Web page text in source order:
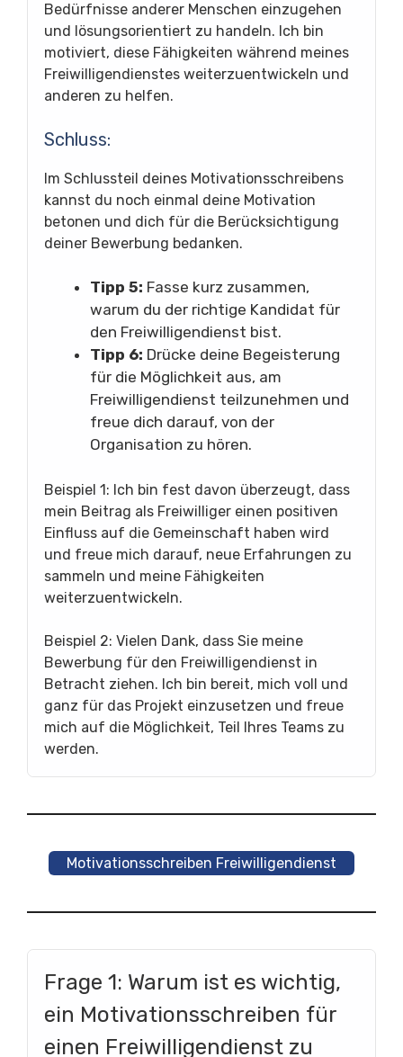
Bedürfnisse anderer Menschen einzugehen
und lösungsorientiert zu handeln. Ich bin
motiviert, diese Fähigkeiten während meines
Freiwilligendienstes weiterzuentwickeln und
anderen zu helfen.
Schluss:
Im Schlussteil deines Motivationsschreibens
kannst du noch einmal deine Motivation
betonen und dich für die Berücksichtigung
deiner Bewerbung bedanken.
Tipp 5: Fasse kurz zusammen,
warum du der richtige Kandidat für
den Freiwilligendienst bist.
Tipp 6: Drücke deine Begeisterung
für die Möglichkeit aus, am
Freiwilligendienst teilzunehmen und
freue dich darauf, von der
Organisation zu hören.
Beispiel 1: Ich bin fest davon überzeugt, dass
mein Beitrag als Freiwilliger einen positiven
Einfluss auf die Gemeinschaft haben wird
und freue mich darauf, neue Erfahrungen zu
sammeln und meine Fähigkeiten
weiterzuentwickeln.
Beispiel 2: Vielen Dank, dass Sie meine
Bewerbung für den Freiwilligendienst in
Betracht ziehen. Ich bin bereit, mich voll und
ganz für das Projekt einzusetzen und freue
mich auf die Möglichkeit, Teil Ihres Teams zu
werden.
Motivationsschreiben Freiwilligendienst
Frage 1: Warum ist es wichtig,
ein Motivationsschreiben für
einen Freiwilligendienst zu